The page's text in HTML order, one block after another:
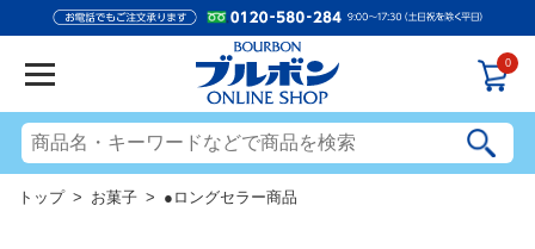
0
トップ> お菓子 > ●ロングセラー商品